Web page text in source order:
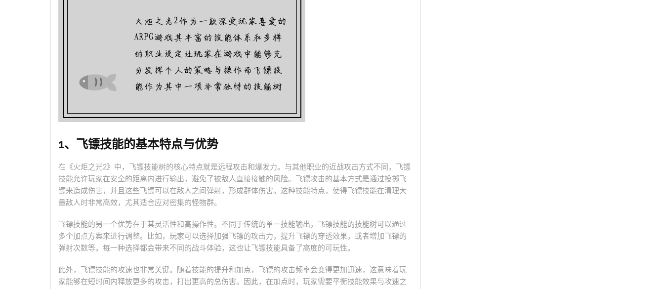
1、飞镖技能的基本特点与优势
在《火炬之光2》中，飞镖技能树的核心特点就是远程攻击和爆发力。与其他职业的近战攻击方式不同，飞镖
技能允许玩家在安全的距离内进行输出，避免了被敌人直接接触的风险。飞镖攻击的基本方式是通过投掷飞
镖来造成伤害，并且这些飞镖可以在敌人之间弹射，形成群体伤害。这种技能特点，使得飞镖技能在清理大
量敌人时非常高效，尤其适合应对密集的怪物群。
飞镖技能的另一个优势在于其灵活性和高操作性。不同于传统的单一技能输出，飞镖技能的技能树可以通过
多个加点方案来进行调整。比如，玩家可以选择加强飞镖的攻击力，提升飞镖的穿透效果，或者增加飞镖的
弹射次数等。每一种选择都会带来不同的战斗体验，这也让飞镖技能具备了高度的可玩性。
此外，飞镖技能的攻速也非常关键。随着技能的提升和加点，飞镖的攻击频率会变得更加迅速，这意味着玩
家能够在短时间内释放更多的攻击，打出更高的总伤害。因此，在加点时，玩家需要平衡技能效果与攻速之